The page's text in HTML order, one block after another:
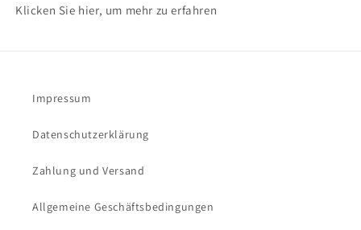
Klicken Sie hier, um mehr zu erfahren
Impressum
Datenschutzerklärung
Zahlung und Versand
Allgemeine Geschäftsbedingungen